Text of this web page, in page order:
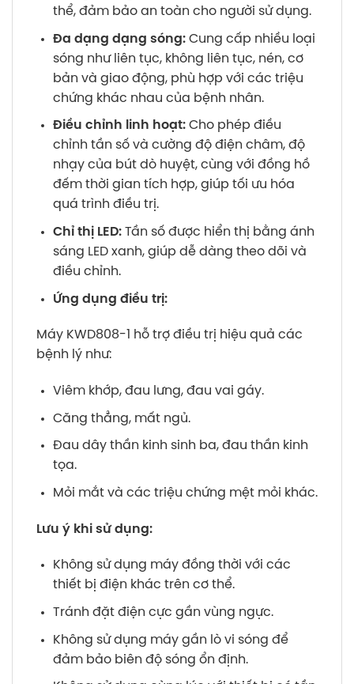
thể, đảm bảo an toàn cho người sử dụng.
Đa dạng dạng sóng:Cung cấp nhiều loại
sóng như liên tục, không liên tục, nén, cơ
bản và giao động, phù hợp với các triệu
chứng khác nhau của bệnh nhân.
Điều chỉnh linh hoạt:Cho phép điều
chỉnh tần số và cường độ điện châm, độ
nhạy của bút dò huyệt, cùng với đồng hồ
đếm thời gian tích hợp, giúp tối ưu hóa
quá trình điều trị.
Chỉ thị LED:Tần số được hiển thị bằng ánh
sáng LED xanh, giúp dễ dàng theo dõi và
điều chỉnh.
Ứng dụng điều trị:
Máy KWD808-1 hỗ trợ điều trị hiệu quả các
bệnh lý như:
Viêm khớp, đau lưng, đau vai gáy.
Căng thẳng, mất ngủ.
Đau dây thần kinh sinh ba, đau thần kinh
tọa.
Mỏi mắt và các triệu chứng mệt mỏi khác.
Lưu ý khi sử dụng:
Không sử dụng máy đồng thời với các
thiết bị điện khác trên cơ thể.
Tránh đặt điện cực gần vùng ngực.
Không sử dụng máy gần lò vi sóng để
đảm bảo biên độ sóng ổn định.